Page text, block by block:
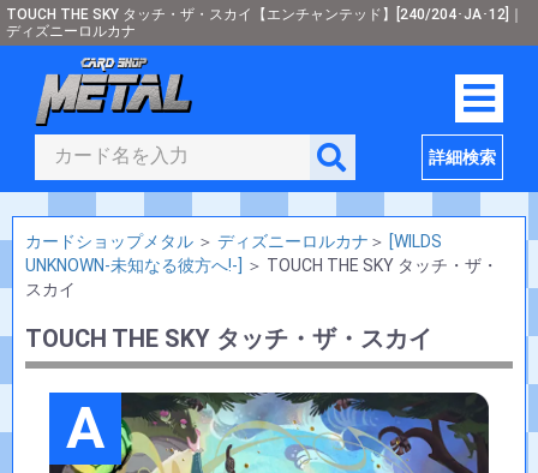
TOUCH THE SKY タッチ・ザ・スカイ【エンチャンテッド】[240/204･JA･12]｜
ディズニーロルカナ
詳細検索
カードショップメタル ＞ ディズニーロルカナ ＞ [WILDS
UNKNOWN-未知なる彼方へ!-]
＞ TOUCH THE SKY タッチ・ザ・
スカイ
TOUCH THE SKY タッチ・ザ・スカイ
A